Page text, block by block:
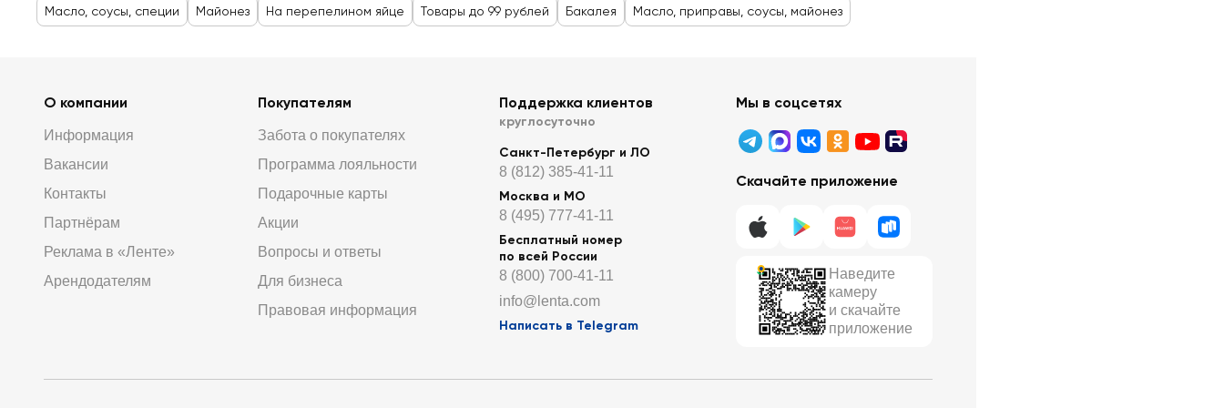
Масло, соусы, специи Майонез На перепелином яйце Товары до 99 рублей Бакалея Масло, приправы, соусы, майонез
О компании
Информация
Вакансии
Контакты
Партнёрам
Реклама в «Ленте»
Арендодателям
Покупателям
Забота о покупателях
Программа лояльности
Подарочные карты
Акции
Вопросы и ответы
Для бизнеса
Правовая информация
Поддержка клиентов
круглосуточно
Санкт-Петербург и ЛО
8 (812) 385-41-11
Москва и МО
8 (495) 777-41-11
Бесплатный номер
по всей России
8 (800) 700-41-11
info@lenta.com
Написать в Telegram
Мы в соцсетях
Скачайте приложение
Наведите
камеру
и скачайте
приложение